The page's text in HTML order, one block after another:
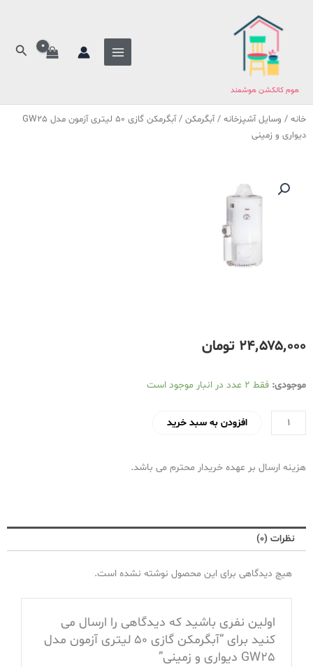
هوم کالکشن هوشمند
خانه / وسایل آشپزخانه /آبگرمکن
/ آبگرمکن گازی 50 لیتری آزمون مدل GW25
دیواری و زمینی
۲۴٬۵۷۵٬۰۰۰ تومان
موجودی: فقط 2 عدد در انبار موجود است آبگرمکن
لیتری
مدل
و
زمینی
افزودن به سبد خرید
هزینه ارسال بر عهده خریدار محترم می باشد.
نظرات (0)
هیچ دیدگاهی برای این محصول نوشته نشده است.
اولین نفری باشید که دیدگاهی را ارسال می
کنید برای “آبگرمکن گازی 50 لیتری آزمون مدل
GW25 دیواری و زمینی”